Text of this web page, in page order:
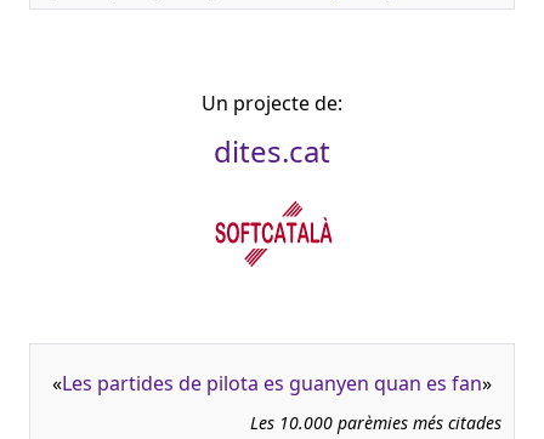
Un projecte de:
dites.cat
«Les partides de pilota es guanyen quan es fan»
Les 10.000 parèmies més citades